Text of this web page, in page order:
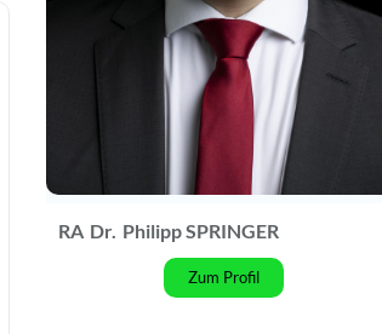
RA Dr. Philipp SPRINGER
Zum Profil